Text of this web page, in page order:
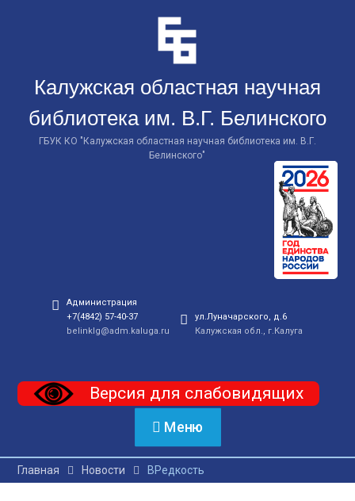
Калужская областная научная
библиотека им. В.Г. Белинского
ГБУК КО "Калужская областная научная библиотека им. В.Г.
Белинского"
Администрация
+7(4842) 57-40-37
belinklg@adm.kaluga.ru
ул.Луначарского, д.6
Калужская обл., г.Калуга
Версия для слабовидящих
Меню
Главная Новости ВРедкость